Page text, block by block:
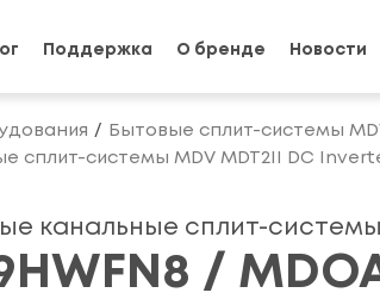
Поддержка О бренде Новости
Бытовые сплит-системы
сплит-системы MDV MDT2II DC
канальные сплит-системы
/